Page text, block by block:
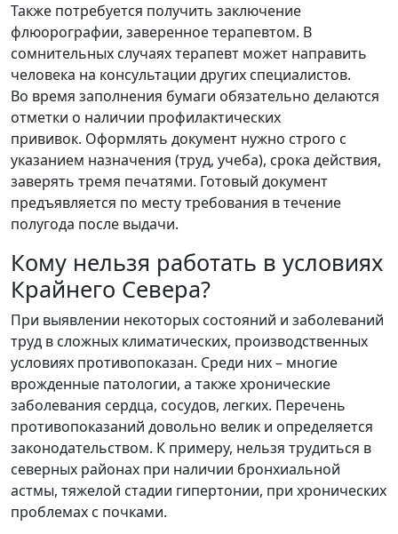
Также потребуется получить заключение
флюорографии, заверенное терапевтом. В
сомнительных случаях терапевт может направить
человека на консультации других специалистов.
Во время заполнения бумаги обязательно делаются
отметки о наличии профилактических
прививок. Оформлять документ нужно строго с
указанием назначения (труд, учеба), срока действия,
заверять тремя печатями. Готовый документ
предъявляется по месту требования в течение
полугода после выдачи.
Кому нельзя работать в условиях
Крайнего Севера?
При выявлении некоторых состояний и заболеваний
труд в сложных климатических, производственных
условиях противопоказан. Среди них – многие
врожденные патологии, а также хронические
заболевания сердца, сосудов, легких. Перечень
противопоказаний довольно велик и определяется
законодательством. К примеру, нельзя трудиться в
северных районах при наличии бронхиальной
астмы, тяжелой стадии гипертонии, при хронических
проблемах с почками.